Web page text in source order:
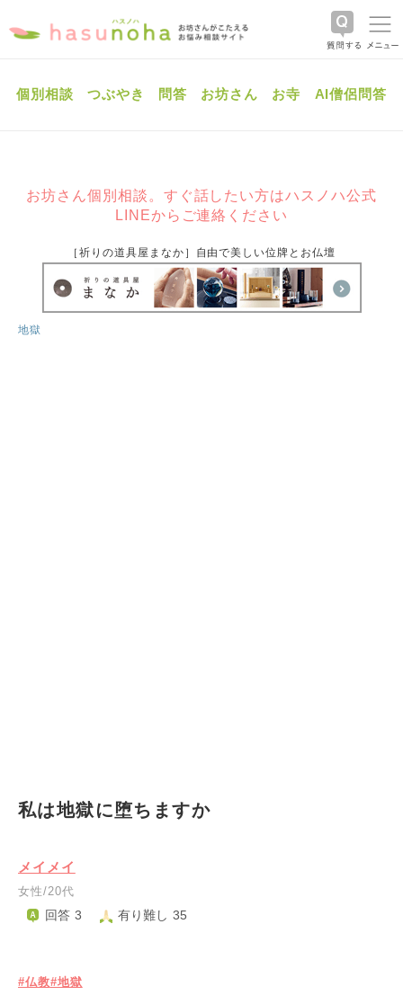
個別相談 つぶやき 問答 お坊さん お寺 AI僧侶問答
お坊さん個別相談。すぐ話したい方はハスノハ公式
LINEからご連絡ください
［祈りの道具屋まなか］自由で美しい位牌とお仏壇
地獄
私は地獄に堕ちますか
メイメイ
女性/20代
回答 3 有り難し 35
#仏教#地獄